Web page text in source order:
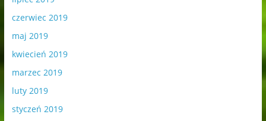
czerwiec 2019
maj 2019
kwiecień 2019
marzec 2019
luty 2019
styczeń 2019